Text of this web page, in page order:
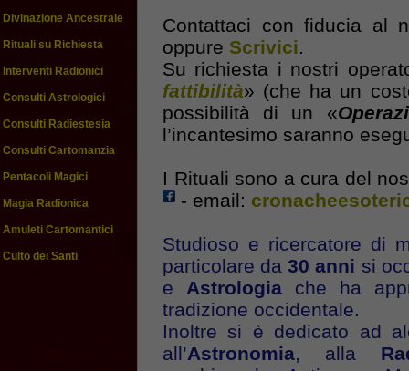
Divinazione Ancestrale
Rituali su Richiesta
Interventi Radionici
Consulti Astrologici
Consulti Radiestesia
Consulti Cartomanzia
Pentacoli Magici
Magia Radionica
Amuleti Cartomantici
Culto dei Santi
Contattaci con fiducia al
oppure Scrivici.
Su richiesta i nostri
fattibilità» (che ha un
possibilità di un «
l’incantesimo saranno
I Rituali sono a cura del
- email:
Studioso e ricercatore di
particolare da30 anni si
e Astrologiache ha
tradizione occidentale.
Inoltre si è dedicato ad
all’Astronomia, alla